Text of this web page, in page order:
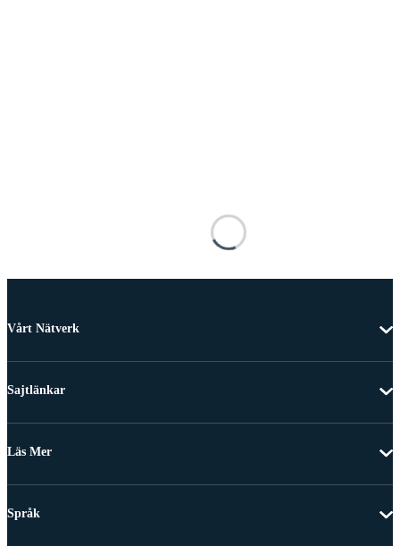
Vårt Nätverk
Sajtlänkar
Läs Mer
Språk